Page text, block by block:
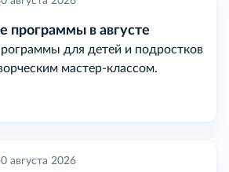
программы в августе
для детей и подростков
мастер-классом.
августа 2026